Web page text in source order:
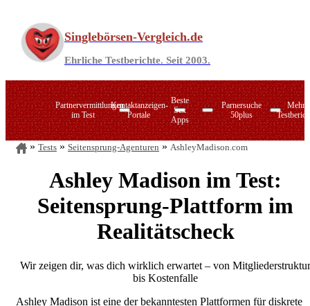
springen
Singlebörsen-Vergleich.de
Ehrliche Testberichte. Seit 2003.
Partnervermittlungen
im Test
PARSHIP
ElitePartner
LemonSwan
Die Marktführer im direkten Vergleich
Kontaktanzeigen-
Portale
LoveScout24
Datingcafe.de
Beste
Sex
Apps
C-Date
Seitensprung-Agenturen
Parnersuche
50plus
50plus-Treff
Mehr
Singlebörsen im Verzeichnis
Singlebörsen für Ihre Region
Tests Seitensprung-Agenturen AshleyMadison.com
Ashley Madison im Test:
Seitensprung-Plattform im
Realitätscheck
Wir zeigen dir, was dich wirklich erwartet – von Mitgliederstruktur
bis Kostenfalle
Ashley Madison ist eine der bekanntesten Plattformen für diskrete